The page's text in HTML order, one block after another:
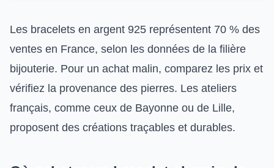
Les bracelets en argent 925 représentent 70 % des
ventes en France, selon les données de la filière
bijouterie. Pour un achat malin, comparez les prix et
vérifiez la provenance des pierres. Les ateliers
français, comme ceux de Bayonne ou de Lille,
proposent des créations traçables et durables.